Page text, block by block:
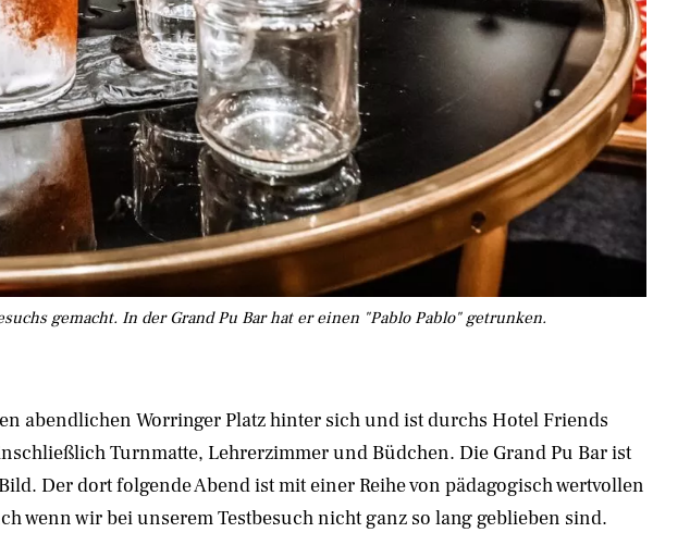
gemacht. In der Grand Pu Bar hat er einen "Pablo Pablo" getrunken.
abendlichen Worringer Platz hinter sich und ist durchs Hotel Friends
Turnmatte, Lehrerzimmer und Büdchen. Die Grand Pu Bar ist
Der dort folgende Abend ist mit einer Reihe von pädagogisch wertvollen
wenn wir bei unserem Testbesuch nicht ganz so lang geblieben sind.